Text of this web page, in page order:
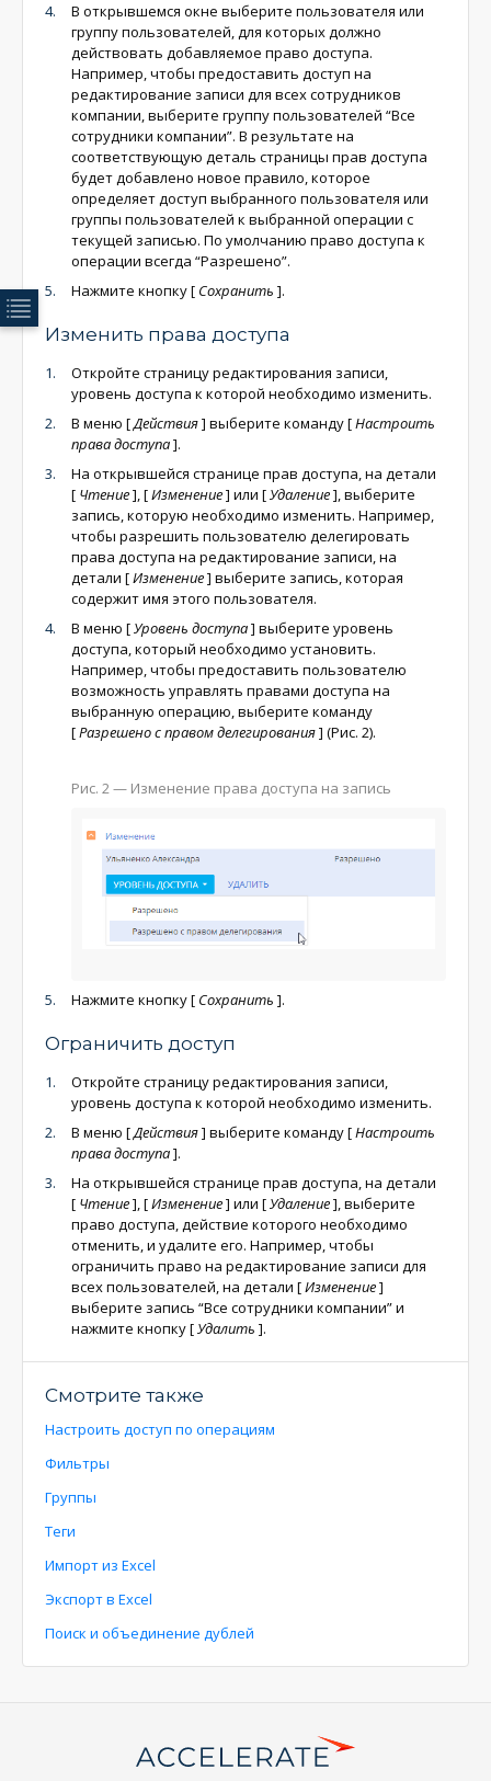
В открывшемся окне выберите пользователя или
группу пользователей, для которых должно
действовать добавляемое право доступа.
Например, чтобы предоставить доступ на
редактирование записи для всех сотрудников
компании, выберите группу пользователей “Все
сотрудники компании”. В результате на
соответствующую деталь страницы прав доступа
будет добавлено новое правило, которое
определяет доступ выбранного пользователя или
группы пользователей к выбранной операции с
текущей записью. По умолчанию право доступа к
операции всегда “Разрешено”.
Нажмите кнопку[ Сохранить ].
Изменить права доступа
Откройте страницу редактирования записи,
уровень доступа к которой необходимо изменить.
В меню [Действия] выберите команду[Настроить
права доступа].
На открывшейся странице прав доступа, на детали
[ Чтение],[Изменение] или [Удаление], выберите
запись, которую необходимо изменить. Например,
чтобы разрешить пользователю делегировать
права доступа на редактирование записи, на
детали [Изменение] выберите запись, которая
содержит имя этого пользователя.
В меню [Уровень доступа] выберите уровень
доступа, который необходимо установить.
Например, чтобы предоставить пользователю
возможность управлять правами доступа на
выбранную операцию, выберите команду
[Разрешено с правом делегирования] (Рис. 2).
Рис. 2 — Изменение права доступа на запись
Нажмите кнопку[ Сохранить ].
Ограничить доступ
Откройте страницу редактирования записи,
уровень доступа к которой необходимо изменить.
В меню [Действия] выберите команду[Настроить
права доступа].
На открывшейся странице прав доступа, на детали
[ Чтение],[Изменение] или [Удаление], выберите
право доступа, действие которого необходимо
отменить, и удалите его. Например, чтобы
ограничить право на редактирование записи для
всех пользователей, на детали [Изменение]
выберите запись “Все сотрудники компании” и
нажмите кнопку[Удалить ].
Смотрите также
Настроить доступ по операциям
Фильтры
Группы
Теги
Импорт из Excel
Экспорт в Excel
Поиск и объединение дублей